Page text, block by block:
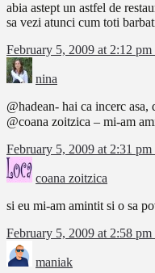
abia astept un astfel de
sa vezi atunci cum toti
February 5, 2009 at 2:12 pm
nina
@hadean- hai ca incerc
@coana zoitzica – mi-am
February 5, 2009 at 2:31 pm
coana zoitzica
si eu mi-am amintit si o sa
February 5, 2009 at 2:58 pm
maniak